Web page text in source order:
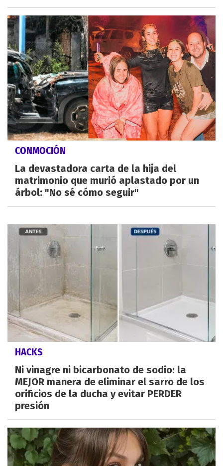
CONMOCIÓN
La devastadora carta de la hija del
matrimonio que murió aplastado por un
árbol: "No sé cómo seguir"
HACKS
Ni vinagre ni bicarbonato de sodio: la
MEJOR manera de eliminar el sarro de los
orificios de la ducha y evitar PERDER
presión